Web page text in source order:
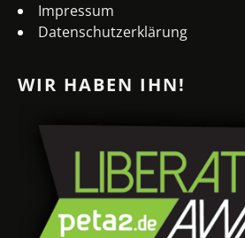
Impressum
Datenschutzerklärung
WIR HABEN IHN!